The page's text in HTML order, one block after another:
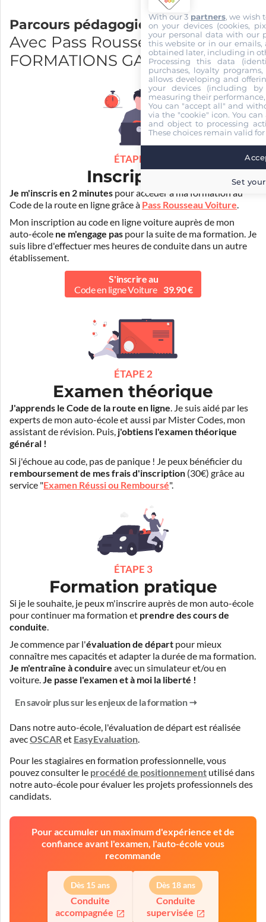
Parcours pédagogique
Avec Pass Rousseau et LATIL
FORMATIONS GAP
ÉTAPE 1
Inscription
Je m'inscris en 2 minutes pour accéder à ma formation au
Code de la route en ligne grâce à Pass Rousseau Voiture
Mon inscription au code en ligne voiture auprès de mon
auto-école ne m'engage pas pour la suite de ma formation. Je
suis libre d'effectuer mes heures de conduite dans un autre
établissement.
S'inscrire au
Code en ligne Voiture
39.90 €
ÉTAPE 2
Examen théorique
J'apprends le Code de la route en ligne. Je suis aidé par les
experts de mon auto-école et aussi par Mister Codes, mon
assistant de révision. Puis, j'obtiens l'examen théorique
général !
Si j'échoue au code, pas de panique ! Je peux bénéficier du
remboursement de mes frais d'inscription (30€) grâce au
service "Examen Réussi ou Remboursé".
ÉTAPE 3
Formation pratique
Si je le souhaite, je peux m'inscrire auprès de mon auto-école
pour continuer ma formation et prendre des cours de
conduite.
Je commence par l'évaluation de départ pour mieux
connaître mes capacités et adapter la durée de ma formation.
Je m'entraîne à conduire avec un simulateur et/ou en
voiture.Je passe l'examen et à moi la liberté !
En savoir plus sur les enjeux de la formation
Dans notre auto-école, l'évaluation de départ est réalisée
avecOSCARet EasyEvaluation.
Pour les stagiaires en formation professionnelle, vous
pouvez consulter le procédé de positionnement utilisé dans
notre auto-école pour évaluer les projets professionnels des
candidats.
Pour accumuler un maximum d'expérience et de
confiance avant l'examen, l'auto-école vous
recommande
Dès 15 ans
Conduite
accompagnée
Dès 18 ans
Conduite
supervisée
With our 3 partners, we wish
on your devices (cookies,
your personal data with our
this website or in our emails,
obtained later, including in
Processing this data
purchases, loyalty
allows developing and
your devices (including
measuring their
You can "accept all" and
via the "cookie" icon. You
and object to processing
These choices remain valid
Set